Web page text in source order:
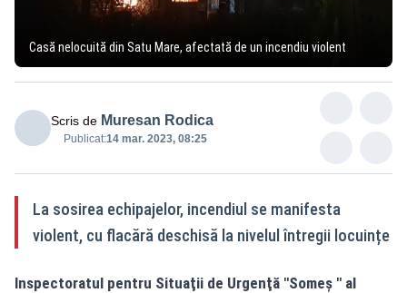
Casă nelocuită din Satu Mare, afectată de un incendiu violent
Scris de Muresan Rodica
Publicat:14 mar. 2023, 08:25
La sosirea echipajelor, incendiul se manifesta
violent, cu flacără deschisă la nivelul întregii locuințe
Inspectoratul pentru Situaţii de Urgenţă "Someș " al